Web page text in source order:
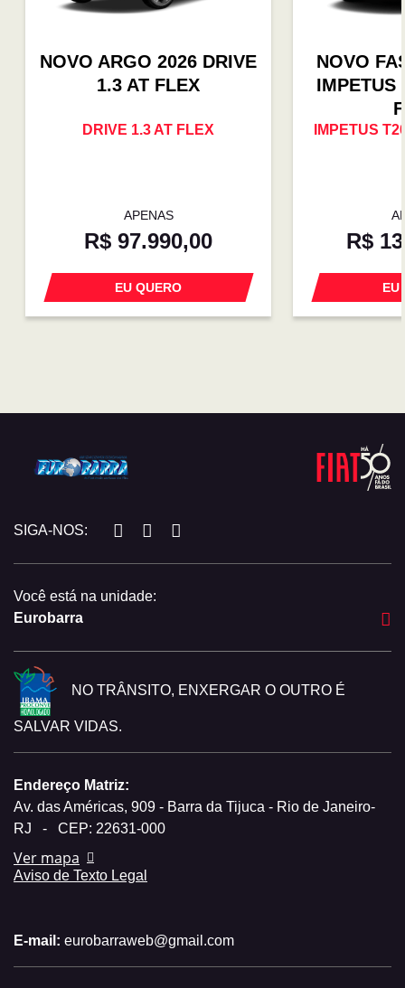
NOVO ARGO 2026 DRIVE
1.3 AT FLEX
DRIVE 1.3 AT FLEX
APENAS
R$ 97.990,00
EU QUERO
NOVO
IMPETUS
IMPETUS
R$
EU
SIGA-NOS:
Você está na unidade:
Eurobarra
NO TRÂNSITO, ENXERGAR O OUTRO É
SALVAR VIDAS.
Endereço Matriz:
Av. das Américas, 909 - Barra da Tijuca - Rio de Janeiro-
RJ
- CEP: 22631-000
Ver mapa
Aviso de Texto Legal
E-mail: eurobarraweb@gmail.com